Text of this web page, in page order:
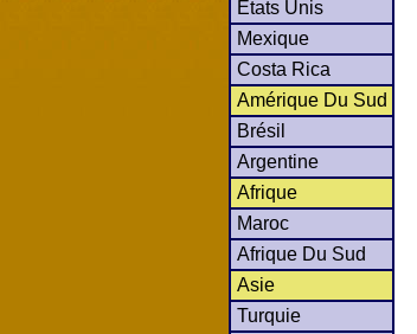
États Unis
Mexique
Costa Rica
Amérique Du Sud
Brésil
Argentine
Afrique
Maroc
Afrique Du Sud
Asie
Turquie